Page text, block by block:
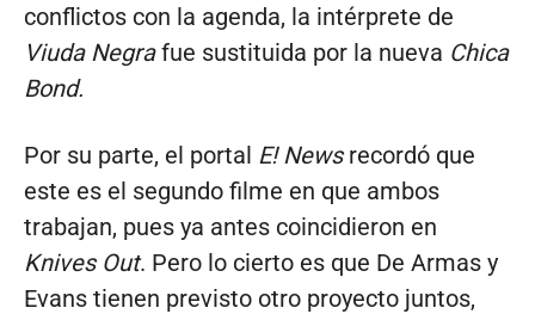
conflictos con la agenda, la intérprete de
Viuda Negrafue sustituida por la nueva Chica
Bond.
Por su parte, el portal E! Newsrecordó que
este es el segundo filme en que ambos
trabajan, pues ya antes coincidieron en
Knives Out. Pero lo cierto es que De Armas y
Evans tienen previsto otro proyecto juntos,